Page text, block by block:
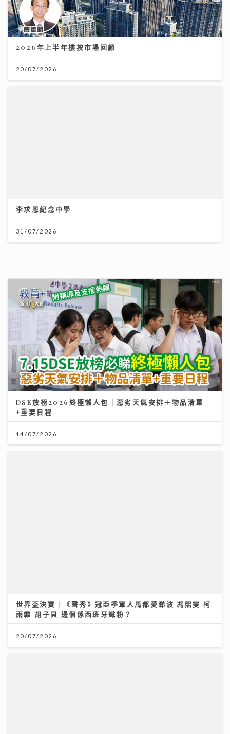
2026年上半年樓按市場回顧
20/07/2026
李求恩紀念中學
31/07/2026
DSE放榜2026終極懶人包｜惡劣天氣安排＋物品清單
+重要日程
14/07/2026